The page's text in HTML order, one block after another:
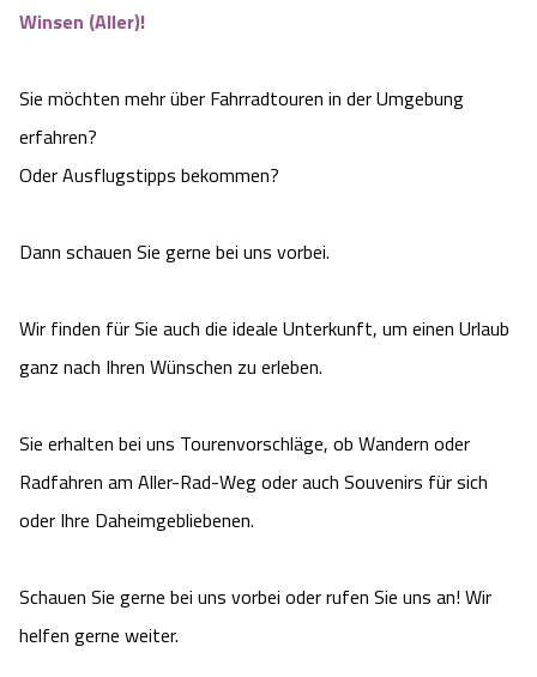
Urlaub auf dem Bauernhof
Urlaub mit Hund
Kataloge
Videos
Kutschen
Regionale Küche
Unterkünfte
Naturhotels
Urlaub mit Hund
Landschaftsführungen
Wildpark Schwarze Berge
Otter Zentrum
Wildpark Müden
Ralf Schumacher Kart & Bowl
Das verrückte Haus
Abenteuerland Trampolin-Park
Adventure District Bispingen
Kulinarisches Celle
Unterkünfte Celle
Veranstaltungen & Führungen Celle
Winsen (Aller)!
Sie möchten mehr über Fahrradtouren in der Umgebung
erfahren?
Oder Ausflugstipps bekommen?
Dann schauen Sie gerne bei uns vorbei.
Wir finden für Sie auch die ideale Unterkunft, um einen Urlaub
ganz nach Ihren Wünschen zu erleben.
Sie erhalten bei uns Tourenvorschläge, ob Wandern oder
Radfahren am Aller-Rad-Weg oder auch Souvenirs für sich
oder Ihre Daheimgebliebenen.
Schauen Sie gerne bei uns vorbei oder rufen Sie uns an! Wir
helfen gerne weiter.